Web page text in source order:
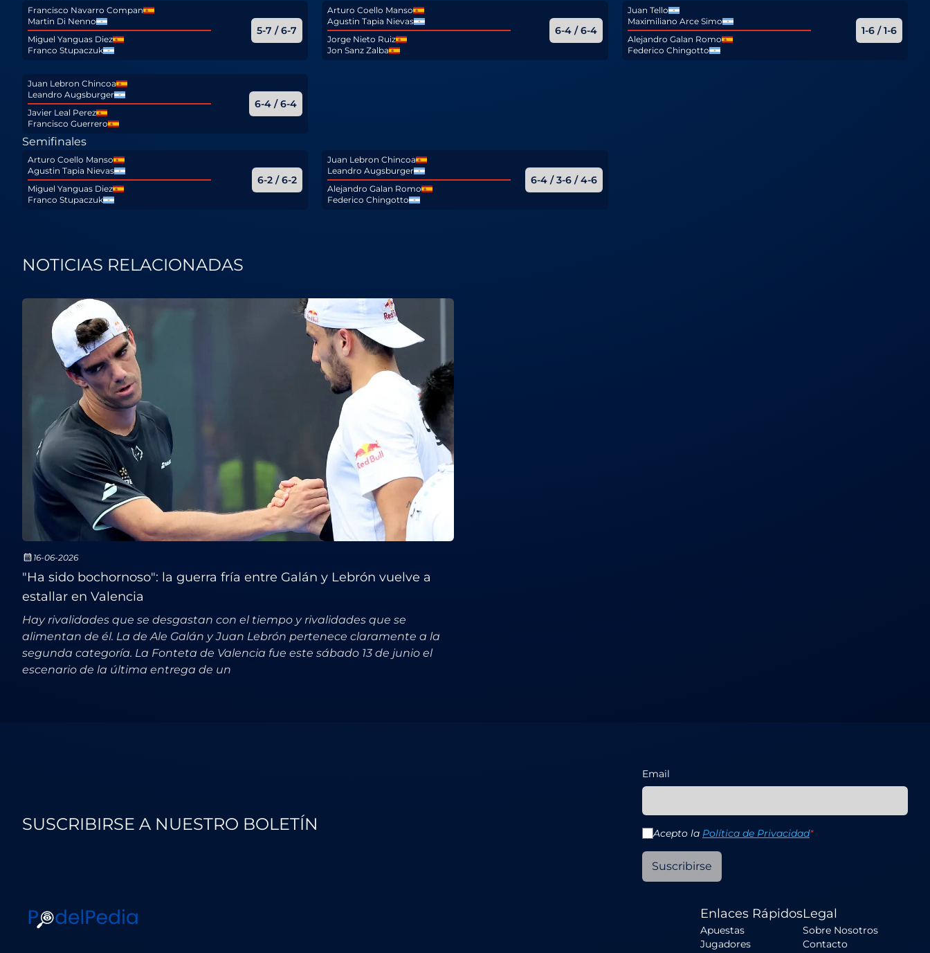
Francisco Navarro Compan
Martin Di Nenno
Miguel Yanguas Diez
Franco Stupaczuk
5-7 / 6-7
Arturo Coello Manso
Agustin Tapia Nievas
Jorge Nieto Ruiz
Jon Sanz Zalba
6-4 / 6-4
Juan Tello
Maximiliano Arce Simo
Alejandro Galan Romo
Federico Chingotto
1-6 / 1-6
Juan Lebron Chincoa
Leandro Augsburger
Javier Leal Perez
Francisco Guerrero
6-4 / 6-4
Semifinales
Arturo Coello Manso
Agustin Tapia Nievas
Miguel Yanguas Diez
Franco Stupaczuk
6-2 / 6-2
Juan Lebron Chincoa
Leandro Augsburger
Alejandro Galan Romo
Federico Chingotto
6-4 / 3-6 / 4-6
NOTICIAS RELACIONADAS
16-06-2026
"Ha sido bochornoso": la guerra fría entre Galán y Lebrón vuelve a
estallar en Valencia
Hay rivalidades que se desgastan con el tiempo y rivalidades que se
alimentan de él. La de Ale Galán y Juan Lebrón pertenece claramente a la
segunda categoría. La Fonteta de Valencia fue este sábado 13 de junio el
escenario de la última entrega de un
SUSCRIBIRSE A NUESTRO BOLETÍN
Email
Acepto la Política de Privacidad*
Suscribirse
Enlaces Rápidos
Apuestas
Jugadores
Legal
Sobre Nosotros
Contacto